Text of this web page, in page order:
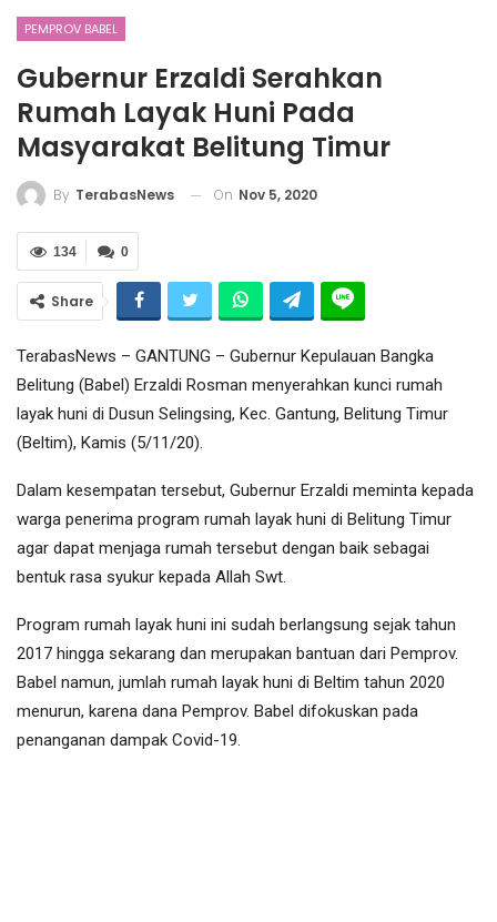
PEMPROV BABEL
Gubernur Erzaldi Serahkan
Rumah Layak Huni Pada
Masyarakat Belitung Timur
By TerabasNews On Nov 5, 2020
0
134
Share
TerabasNews – GANTUNG – Gubernur Kepulauan Bangka
Belitung (Babel) Erzaldi Rosman menyerahkan kunci rumah
layak huni di Dusun Selingsing, Kec. Gantung, Belitung Timur
(Beltim), Kamis (5/11/20).
Dalam kesempatan tersebut, Gubernur Erzaldi meminta kepada
warga penerima program rumah layak huni di Belitung Timur
agar dapat menjaga rumah tersebut dengan baik sebagai
bentuk rasa syukur kepada Allah Swt.
Program rumah layak huni ini sudah berlangsung sejak tahun
2017 hingga sekarang dan merupakan bantuan dari Pemprov.
Babel namun, jumlah rumah layak huni di Beltim tahun 2020
menurun, karena dana Pemprov. Babel difokuskan pada
penanganan dampak Covid-19.